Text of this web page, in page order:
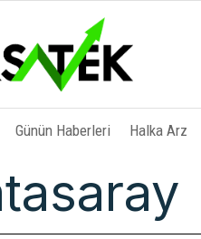
Günün Haberleri Halka Arz